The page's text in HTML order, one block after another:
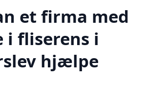
et firma med
i fliserens i
hjælpe